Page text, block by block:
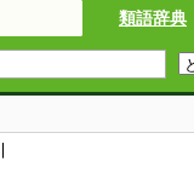
類語辞典